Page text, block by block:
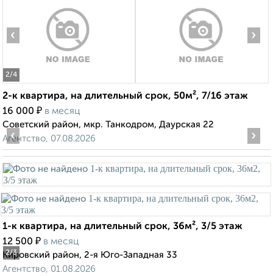
2/4
‹ ›
2-к квартира, на длительный срок, 50м², 7/16 этаж
16 000 ₽ в месяц
Советский район, мкр. Танкодром, Даурская 22
Агентство, 07.08.2026
2/3
‹ ›
1-к квартира, на длительный срок, 36м², 3/5 этаж
12 500 ₽ в месяц
Кировский район, 2-я Юго-Западная 33
Агентство, 01.08.2026